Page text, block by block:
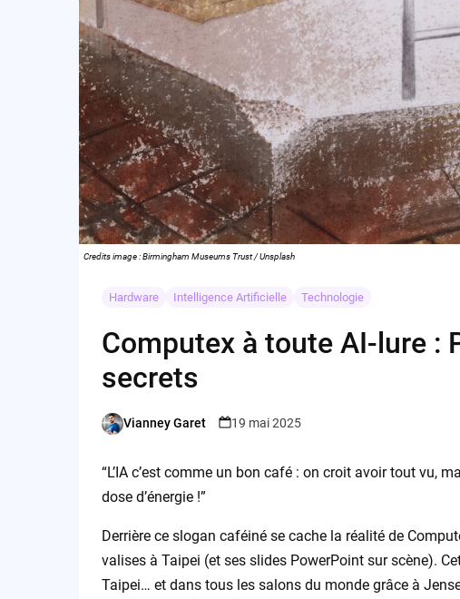
Credits image : Birmingham Museums Trust / Unsplash
Hardware Intelligence Artificielle Technologie
Computex à toute AI-lure :
secrets
Posted
Vianney Garet 19 mai 2025
“L’IA c’est comme un bon café : on croit avoir tout vu,
dose d’énergie !”
Derrière ce slogan caféiné se cache la réalité de
valises à Taipei (et ses slides PowerPoint sur scène).
Taipei… et dans tous les salons du monde grâce à